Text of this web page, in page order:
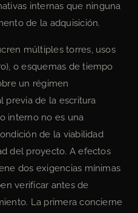
internas que ninguna
de la adquisición.
múltiples torres, usos
o esquemas de tiempo
un régimen
previa de la escritura
interno no es una
de la viabilidad
del proyecto. A efectos
dos exigencias mínimas
verificar antes de
La primera concierne